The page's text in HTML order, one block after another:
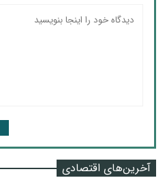
آخرین‌های اقتصادی